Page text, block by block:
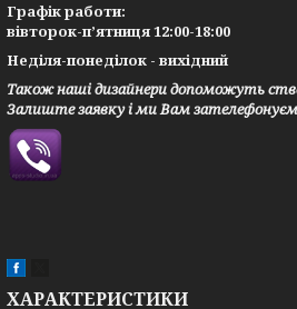
Графік работи:
вівторок-п’ятниця 12:00-18:00
Неділя-понеділок - вихідний
Також наші дизайнери допоможуть
Залиште заявку і ми Вам
ХАРАКТЕРИСТИКИ